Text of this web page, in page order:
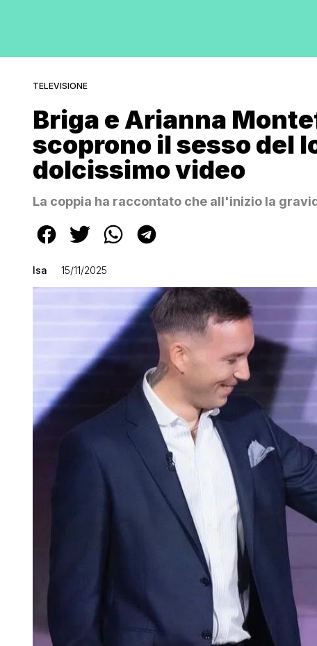
TELEVISIONE
Briga e Arianna
scoprono il sesso del
dolcissimo video
La coppia ha raccontato che all'inizio la
Isa 15/11/2025